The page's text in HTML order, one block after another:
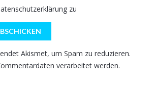
zu
Akismet, um Spam zu reduzieren.
verarbeitet werden.